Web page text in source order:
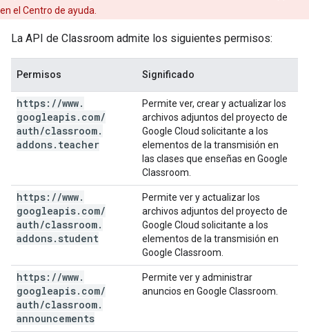
en el Centro de ayuda.
La API de Classroom admite los siguientes permisos:
Permisos Significado
https: //www.
googleapis. com/
auth/classroom.
addons. teacher
Permite ver, crear y actualizar los
archivos adjuntos del proyecto de
Google Cloud solicitante a los
elementos de la transmisión en
las clases que enseñas en Google
Classroom.
https: //www.
googleapis. com/
auth/classroom.
addons. student
Permite ver y actualizar los
archivos adjuntos del proyecto de
Google Cloud solicitante a los
elementos de la transmisión en
Google Classroom.
https: //www.
googleapis. com/
auth/classroom.
announcements
Permite ver y administrar
anuncios en Google Classroom.